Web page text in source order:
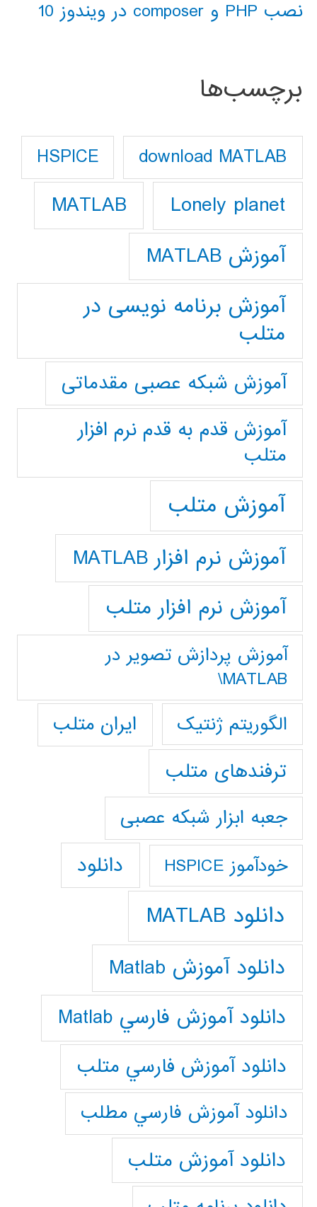
نصب PHP و composer در ویندوز 10
برچسب‌ها
download MATLAB
HSPICE
Lonely planet
MATLAB
آموزش MATLAB
آموزش برنامه نویسی در
متلب
آموزش شبکه عصبی مقدماتی
آموزش قدم به قدم نرم افزار
متلب
آموزش متلب
آموزش نرم افزار MATLAB
آموزش نرم افزار متلب
آموزش پردازش تصوير در
MATLAB\
الگوریتم ژنتیک
ایران متلب
ترفندهای متلب
جعبه ابزار شبکه عصبی
خودآموز HSPICE دانلود
دانلود MATLAB
دانلود آموزش Matlab
دانلود آموزش فارسي Matlab
دانلود آموزش فارسي متلب
دانلود آموزش فارسي مطلب
دانلود آموزش متلب